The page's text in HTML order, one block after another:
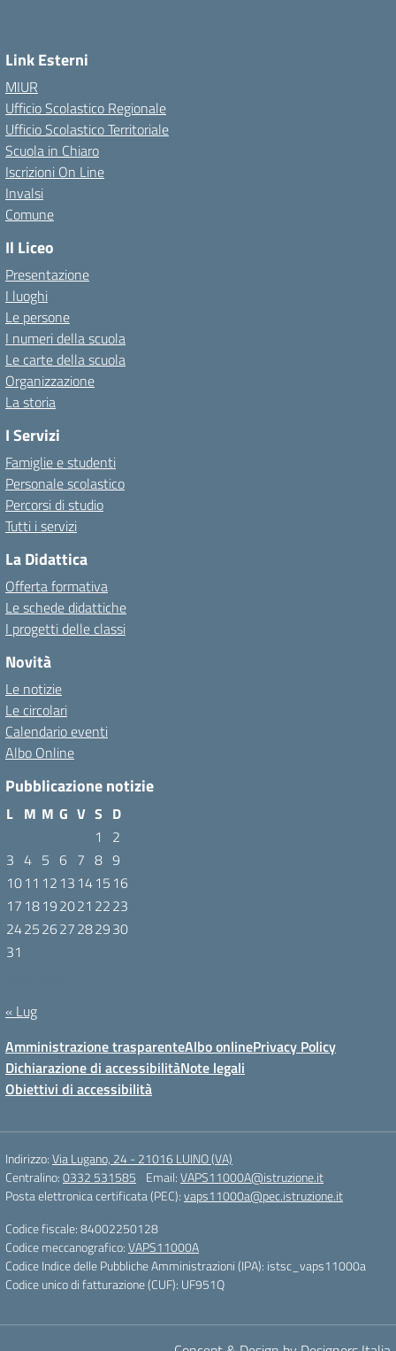
Link Esterni
MIUR
Ufficio Scolastico Regionale
Ufficio Scolastico Territoriale
Scuola in Chiaro
Iscrizioni On Line
Invalsi
Comune
Il Liceo
Presentazione
I luoghi
Le persone
I numeri della scuola
Le carte della scuola
Organizzazione
La storia
I Servizi
Famiglie e studenti
Personale scolastico
Percorsi di studio
Tutti i servizi
La Didattica
Offerta formativa
Le schede didattiche
I progetti delle classi
Novità
Le notizie
Le circolari
Calendario eventi
Albo Online
Pubblicazione notizie
L M M G V S D
1
2
3 4 5 6 7 8 9
1011 12 13 1415 16
17 18192021 2223
24252627282930
31
« Lug
Amministrazione trasparenteAlbo onlinePrivacy Policy
Dichiarazione di accessibilitàNote legali
Obiettivi di accessibilità
Indirizzo:Via Lugano, 24 - 21016 LUINO (VA)
Centralino:0332 531585 Email:VAPS11000A@istruzione.it
Posta elettronica certificata (PEC):vaps11000a@pec.istruzione.it
Codice fiscale: 84002250128
Codice meccanografico:VAPS11000A
Codice Indice delle Pubbliche Amministrazioni (IPA): istsc_vaps11000a
Codice unico di fatturazione (CUF): UF951Q